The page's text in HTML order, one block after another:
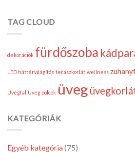
bejegyzéshez
Gondold
bejegyzéshez
TAG CLOUD
dekorációk fürdőszoba
LED háttérvilágítás teraszkorlát wellness
Üvegfal Üveg polcok üveg
KATEGÓRIÁK
Egyéb kategória(75)